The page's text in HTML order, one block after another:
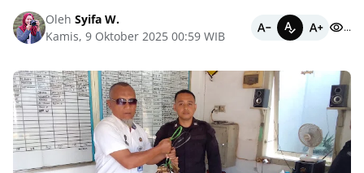
Oleh Syifa W.
Kamis, 9 Oktober 2025 00:59 WIB
...